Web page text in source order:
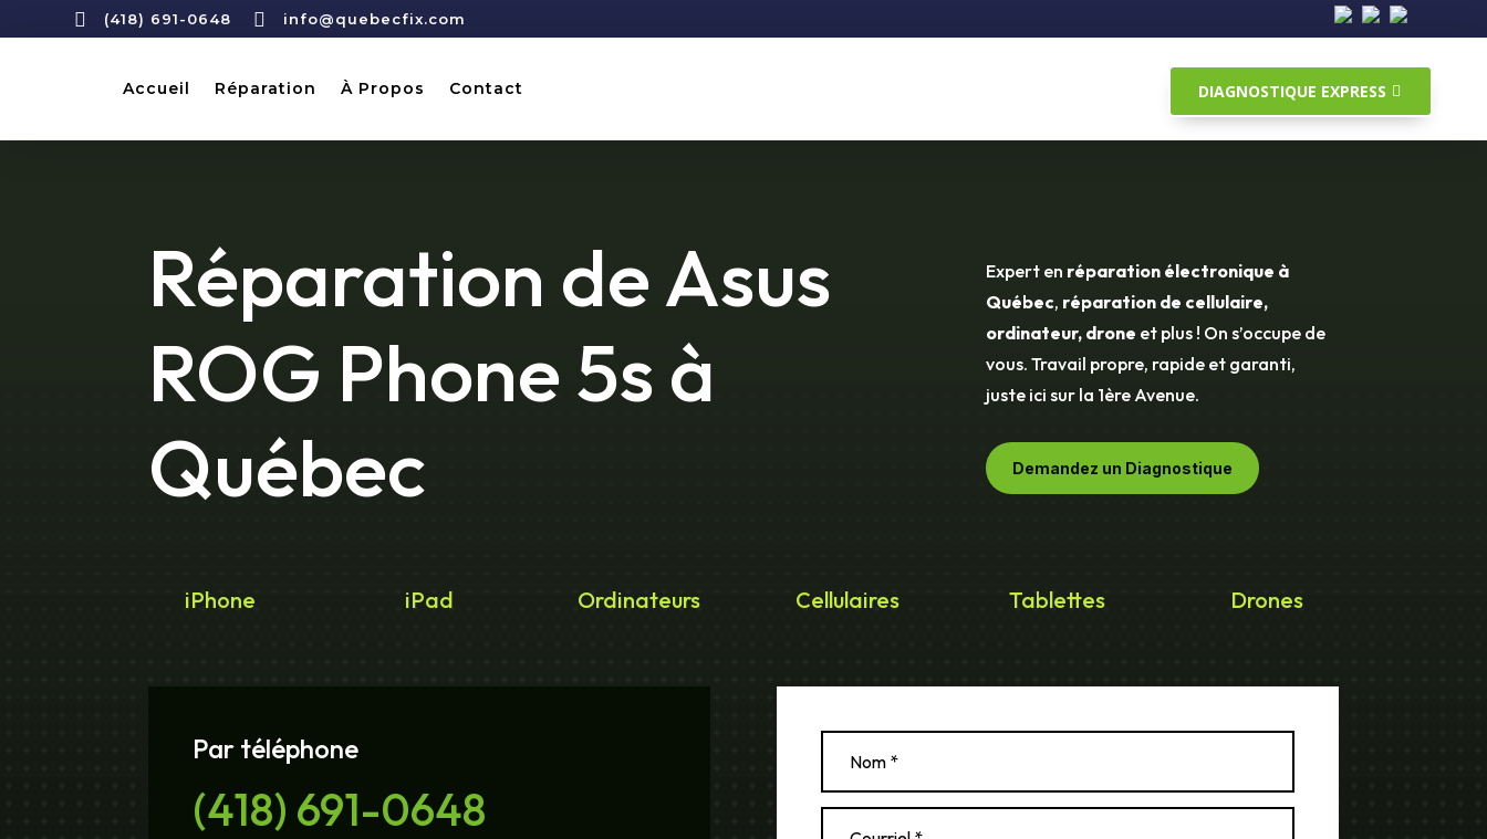
 (418) 691-0648  info@quebecfix.com
Accueil Réparation À Propos Contact DIAGNOSTIQUE EXPRESS
Réparation de Asus
ROG Phone 5s à
Québec
Expert en réparation électronique à
Québec, réparation de cellulaire,
ordinateur, drone et plus ! On s’occupe de
vous. Travail propre, rapide et garanti,
juste ici sur la 1ère Avenue.
Demandez un Diagnostique
iPhone iPad Ordinateurs Cellulaires Tablettes Drones
Par téléphone
(418) 691-0648